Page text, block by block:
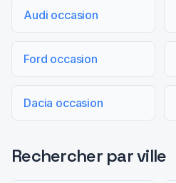
Audi occasion
Ford occasion
Dacia occasion
Rechercher par ville